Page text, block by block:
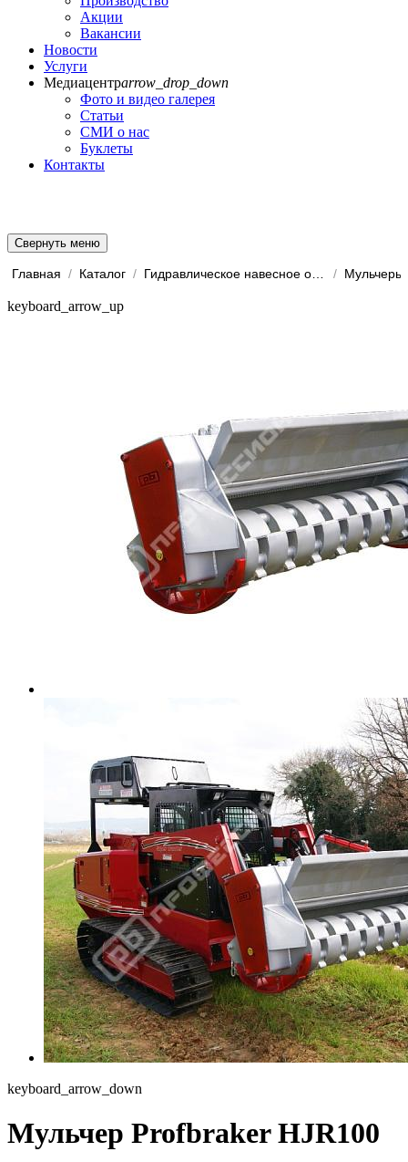
Акции
Вакансии
Новости
Услуги
Медиацентрarrow_drop_down
Фото и видео галерея
Статьи
СМИ о нас
Буклеты
Контакты
Свернуть меню
Главная / Каталог / / Мульчеры
keyboard_arrow_up
keyboard_arrow_down
Мульчер Profbraker HJR100